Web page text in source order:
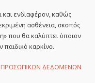
και ενδιαφέρον, καθώς
ασθένεια, σκοπός
που θα καλύπτει όποιον
παιδικό καρκίνο.
ΠΡΟΣΩΠΙΚΩΝ ΔΕΔΟΜΕΝΩΝ